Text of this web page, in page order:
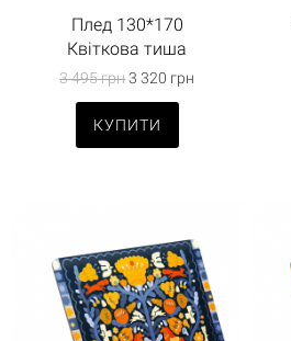
Плед 130*170
Квіткова тиша
3 495 грн3 320 грн
КУПИТИ